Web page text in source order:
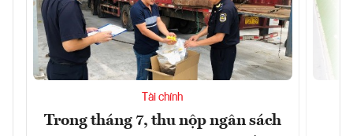
Tài chính
Trong tháng 7, thu nộp ngân sách